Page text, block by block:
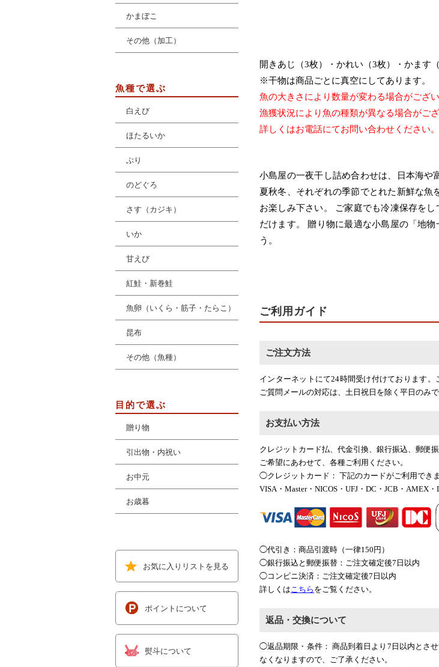
開きあじ（3枚）・かれい（3枚）・かます
※干物は商品ごとに真空にしてあります。
魚の大きさにより数量が変わる場合がござい
漁獲状況により魚の種類が異なる場合がござ
詳しくはお電話にてお問い合わせください。
小島屋の一夜干し詰め合わせは、日本海や
夏秋冬、それぞれの季節でとれた新鮮な魚
お楽しみ下さい。 ご家庭でも冷凍保存を
だけます。 贈り物に最適な小島屋の「地
う。
ご利用ガイド
ご注文方法
インターネットにて24時間受け付けております。
ご質問メールの対応は、土日祝日を除く平日のみで
お支払い方法
クレジットカード払、代金引換、銀行振込、郵便
ご希望にあわせて、各種ご利用ください。
◯クレジットカード： 下記のカードがご利用できま
VISA・Master・NICOS・UFJ・DC・JCB・AMEX・
◯代引き：商品引渡時（一律150円）
◯銀行振込と郵便振替：ご注文確定後7日以内
◯コンビニ決済：ご注文確定後7日以内
詳しくは こちら をご覧ください。
返品・交換について
◯返品期限・条件： 商品到着日より7日以内とさ
なくなりますので、ご了承ください。
かまぼこ
その他（加工）
魚種で選ぶ
白えび
ほたるいか
ぶり
のどぐろ
さす（カジキ）
いか
甘えび
紅鮭・新巻鮭
魚卵（いくら・筋子・たらこ）
昆布
その他（魚種）
目的で選ぶ
贈り物
引出物・内祝い
お中元
お歳暮
お気に入りリストを見る
ポイントについて
熨斗について